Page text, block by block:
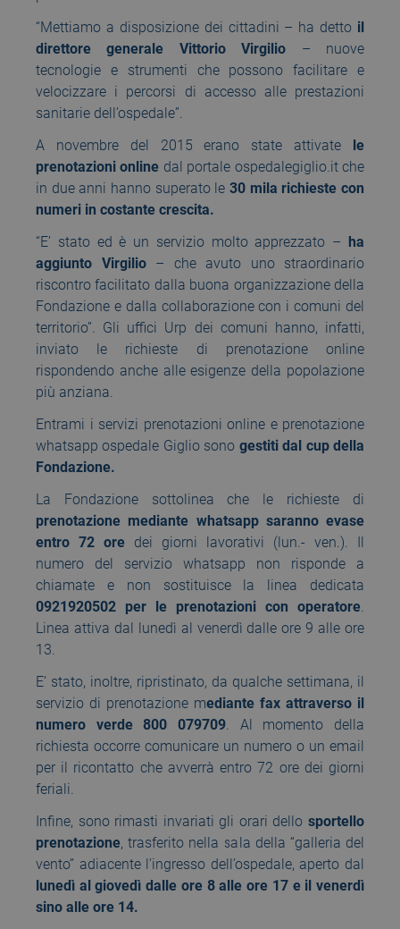
“Mettiamo a disposizione dei cittadini – ha detto il
direttore generale Vittorio Virgilio – nuove
tecnologie e strumenti che possono facilitare e
velocizzare i percorsi di accesso alle prestazioni
sanitarie dell’ospedale”.
A novembre del 2015 erano state attivate le
prenotazioni online dal portale ospedalegiglio.it che
in due anni hanno superato le 30 mila richieste con
numeri in costante crescita.
“E’ stato ed è un servizio molto apprezzato – ha
aggiunto Virgilio– che avuto uno straordinario
riscontro facilitato dalla buona organizzazione della
Fondazione e dalla collaborazione con i comuni del
territorio”. Gli uffici Urp dei comuni hanno, infatti,
inviato le richieste di prenotazione online
rispondendo anche alle esigenze della popolazione
più anziana.
Entrami i servizi prenotazioni online e prenotazione
whatsapp ospedale Giglio sono gestiti dal cup della
Fondazione.
La Fondazione sottolinea che le richieste di
prenotazione mediante whatsapp saranno evase
entro 72 ore dei giorni lavorativi (lun.- ven.). Il
numero del servizio whatsapp non risponde a
chiamate e non sostituisce la linea dedicata
0921920502 per le prenotazioni con operatore
Linea attiva dal lunedì al venerdì dalle ore 9 alle ore
13.
E’ stato, inoltre, ripristinato, da qualche settimana, il
servizio di prenotazione mediante fax attraverso il
numero verde 800 079709 . Al momento della
richiesta occorre comunicare un numero o un email
per il ricontatto che avverrà entro 72 ore dei giorni
feriali.
Infine, sono rimasti invariati gli orari dello sportello
prenotazione, trasferito nella sala della “galleria del
vento” adiacente l’ingresso dell’ospedale, aperto dal
lunedì al giovedì dalle ore 8 alle ore 17 e il venerdì
sino alle ore 14.